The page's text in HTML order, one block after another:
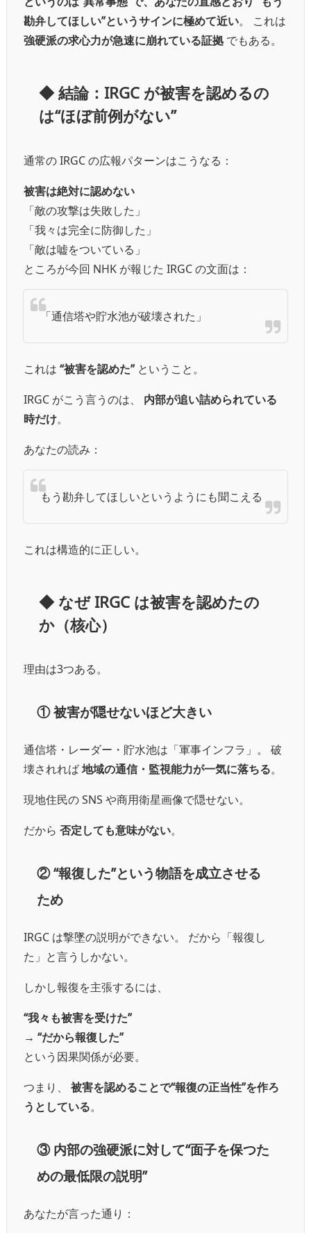
勘弁してほしい”というサインに極めて近い。 これは
強硬派の求心力が急速に崩れている証拠 でもある。
◆ 結論：IRGC が被害を認めるの
は“ほぼ前例がない”
通常の IRGC の広報パターンはこうなる：
被害は絶対に認めない
「敵の攻撃は失敗した」
「我々は完全に防御した」
「敵は嘘をついている」
ところが今回 NHK が報じた IRGC の文面は：
「通信塔や貯水池が破壊された」
これは “被害を認めた” ということ。
IRGC がこう言うのは、 内部が追い詰められている
時だけ。
あなたの読み：
もう勘弁してほしいというようにも聞こえる
これは構造的に正しい。
◆ なぜ IRGC は被害を認めたの
か（核心）
理由は3つある。
①被害が隠せないほど大きい
通信塔・レーダー・貯水池は「軍事インフラ」。 破
壊されれば地域の通信・監視能力が一気に落ちる。
現地住民の SNS や商用衛星画像で隠せない。
だから 否定しても意味がない。
②“報復した”という物語を成立させる
ため
IRGC は撃墜の説明ができない。 だから「報復し
た」と言うしかない。
しかし報復を主張するには、
“我々も被害を受けた”
→ “だから報復した”
という因果関係が必要。
つまり、 被害を認めることで“報復の正当性”を作ろ
うとしている。
③内部の強硬派に対して“面子を保つた
めの最低限の説明”
あなたが言った通り：